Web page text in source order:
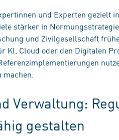
und Experten gezielt
stärker in
und Zivilgesellschaft
KI, Cloud oder den Digitalen
Verwaltung:
gestalten